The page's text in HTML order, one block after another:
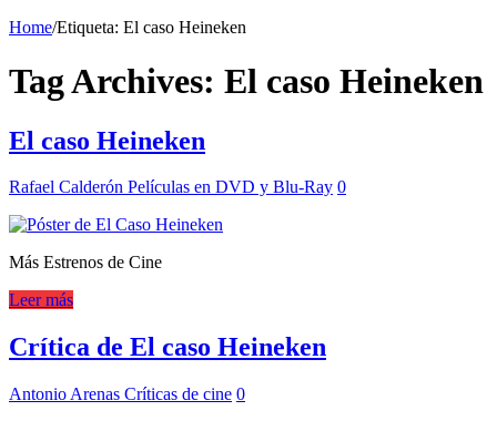
Home/Etiqueta: El caso Heineken
Tag Archives: El caso Heineken
El caso Heineken
Rafael Calderón Películas en DVD y Blu-Ray 0
Más Estrenos de Cine
Leer más
Crítica de El caso Heineken
Antonio Arenas Críticas de cine 0